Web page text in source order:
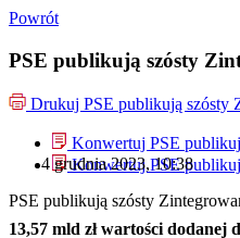
Powrót
PSE publikują szósty
Drukuj PSE publikują szósty
Konwertuj PSE
Konwertuj PSE
4 grudnia 2023, 10:38
PSE publikują szósty
13,57 mld zł wartości dodanej